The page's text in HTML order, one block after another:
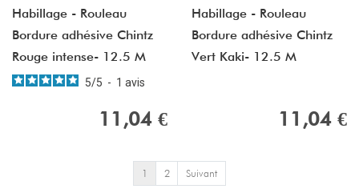
Habillage - Rouleau
Bordure adhésive Chintz
Rouge intense- 12.5 M
5/5 - 1 avis
11,04 €
Habillage - Rouleau
Bordure adhésive Chintz
Vert Kaki- 12.5 M
11,04 €
1 2 Suivant